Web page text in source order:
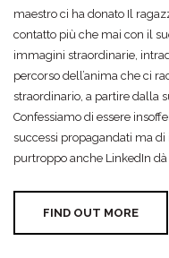
maestro ci ha donato Il
contatto più che mai con il
immagini straordinarie,
percorso dell’anima che ci
straordinario, a partire dalla
Confessiamo di essere
successi propagandati ma
purtroppo anche LinkedIn dà
FIND OUT MORE